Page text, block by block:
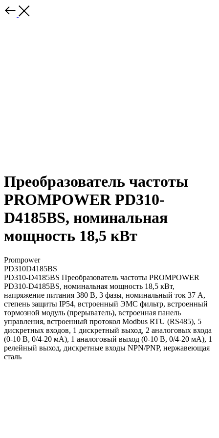
Преобразователь частоты
PROMPOWER PD310-
D4185BS, номинальная
мощность 18,5 кВт
Prompower
PD310D4185BS
PD310-D4185BS Преобразователь частоты PROMPOWER
PD310-D4185BS, номинальная мощность 18,5 кВт,
напряжение питания 380 В, 3 фазы, номинальный ток 37 А,
степень защиты IP54, встроенный ЭМС фильтр, встроенный
тормозной модуль (прерыватель), встроенная панель
управления, встроенный протокол Modbus RTU (RS485), 5
дискретных входов, 1 дискретный выход, 2 аналоговых входа
(0-10 В, 0/4-20 мА), 1 аналоговый выход (0-10 В, 0/4-20 мА), 1
релейный выход, дискретные входы NPN/PNP, нержавеющая
сталь